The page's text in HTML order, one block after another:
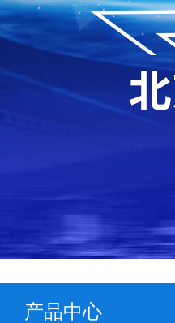
产品中心